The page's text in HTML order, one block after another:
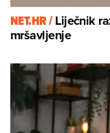
NET.HR /Liječnik
mršavljenje